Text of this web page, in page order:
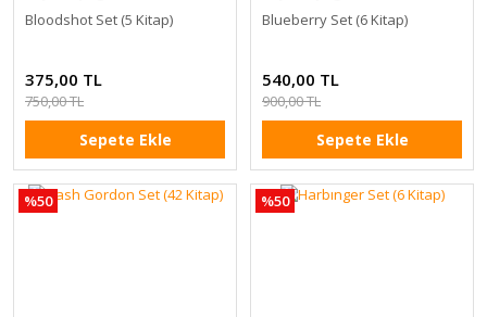
Bloodshot Set (5 Kitap)
375,00 TL
750,00 TL
Sepete Ekle
Blueberry Set (6 Kitap)
540,00 TL
900,00 TL
Sepete Ekle
%50 %50